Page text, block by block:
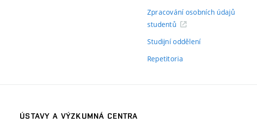
Zpracování osobních údajů
studentů
Studijní oddělení
Repetitoria
ÚSTAVY A VÝZKUMNÁ CENTRA